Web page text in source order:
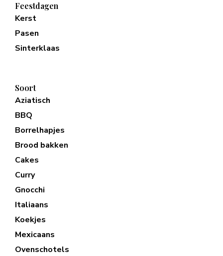
Feestdagen
Kerst
Pasen
Sinterklaas
Soort
Aziatisch
BBQ
Borrelhapjes
Brood bakken
Cakes
Curry
Gnocchi
Italiaans
Koekjes
Mexicaans
Ovenschotels